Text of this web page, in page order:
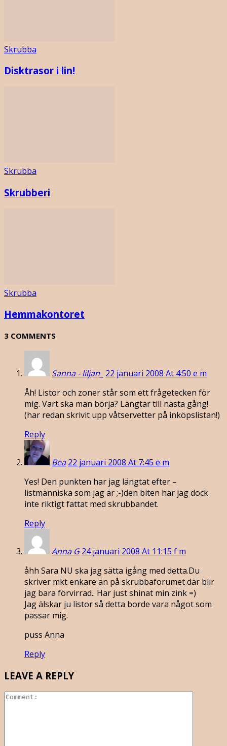
Skrubba
Disktrasor i lin!
Skrubba
Skrubberi
Skrubba
Hemmakontoret
3 COMMENTS
Sanna - liljan_ 22 januari 2008 At 4:50 e m
Åh! Listor och zoner står som ett frågetecken för
mig. Vart ska man börja? Längtar till nästa gång!
(har redan skrivit upp våtservetter på inköpslistan!)
Reply
Bea 22 januari 2008 At 7:45 e m
Yes! Den punkten har jag längtat efter –
listmänniska som jag är ;-)den biten har jag dock
inte riktigt fattat med skrubbandet.
Reply
Anna G 24 januari 2008 At 11:15 f m
åhh Sara NU ska jag sätta igång med detta.Du
skriver mkt enkare än på skrubbaforumet där blir
jag bara förvirrad.. Har just shinat min zink =)
Jag älskar ju listor så detta borde vara något som
passar mig.
puss Anna
Reply
LEAVE A REPLY